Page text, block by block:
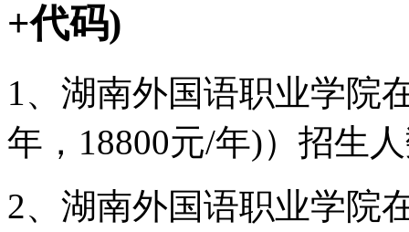
+代码)
1、湖南外国语职业学院
年，18800元/年)）招生
2、湖南外国语职业学院